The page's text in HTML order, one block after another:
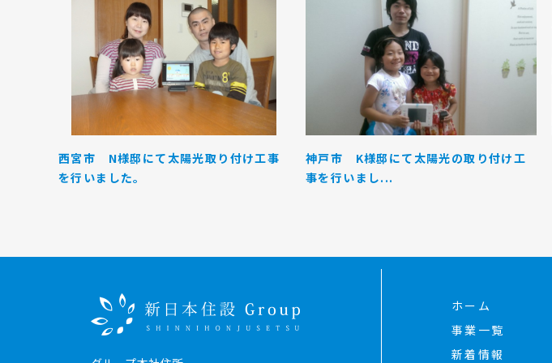
西宮市 N様邸にて太陽光取り付け工事
を行いました。
神戸市 K様邸にて太陽光の取り付け工
事を行いまし...
ホーム
事業一覧
新着情報